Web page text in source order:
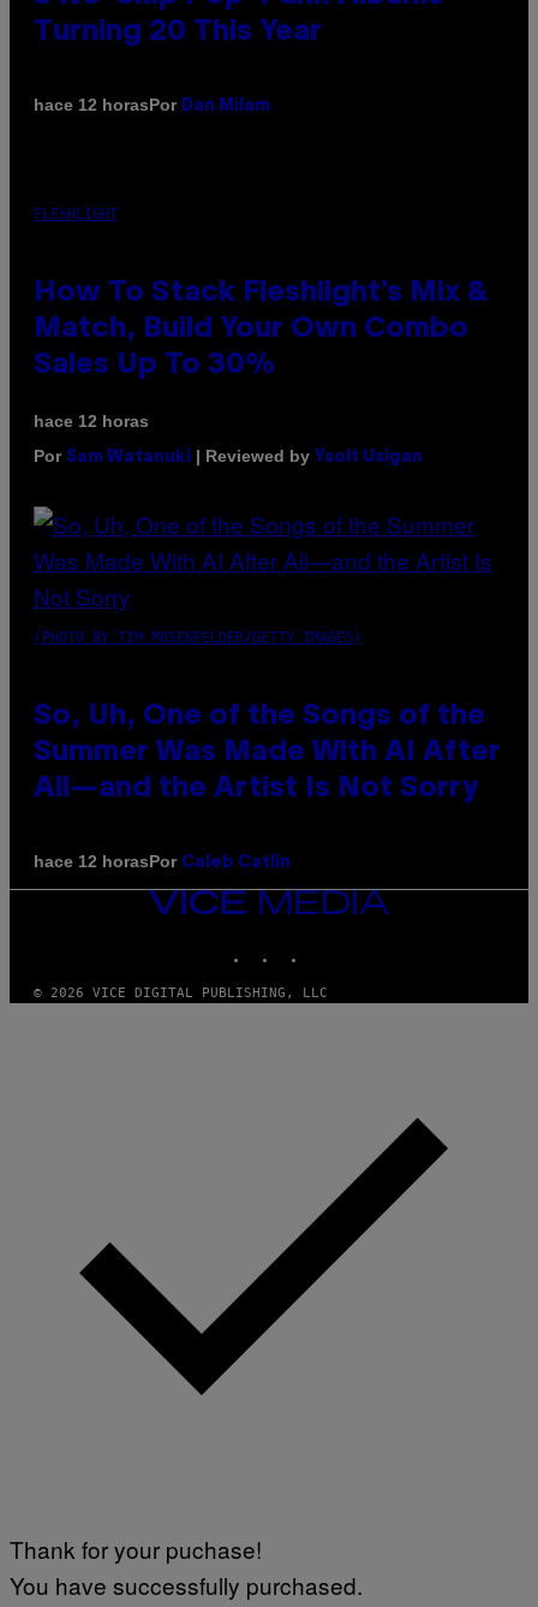
Turning 20 This Year
hace 12 horasPor Dan Milam
FLESHLIGHT
How To Stack Fleshlight’s Mix &
Match, Build Your Own Combo
Sales Up To 30%
hace 12 horas
Por Sam Watanuki | Reviewed by Ysolt Usigan
(PHOTO BY TIM MOSENFELDER/GETTY IMAGES)
So, Uh, One of the Songs of the
Summer Was Made With AI After
All—and the Artist Is Not Sorry
hace 12 horasPor Caleb Catlin
VICE
MEDIA
© 2026 VICE DIGITAL PUBLISHING, LLC
Thank for your puchase!
You have successfully purchased.